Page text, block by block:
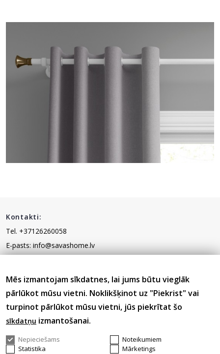
Kontakti:
Tel. +37126260058
E-pasts: info@savashome.lv
Informācija klientam
Informācija
Nepalaidiet garām Mūsu jaunumus un akcijas.
Mēs izmantojam sīkdatnes, lai jums būtu vieglāk
pārlūkot mūsu vietni. Noklikšķinot uz "Piekrist" vai
turpinot pārlūkot mūsu vietni, jūs piekrītat šo
sīkdatņu izmantošanai.
Nepieciešams
Noteikumiem
Statistika
Mārketings